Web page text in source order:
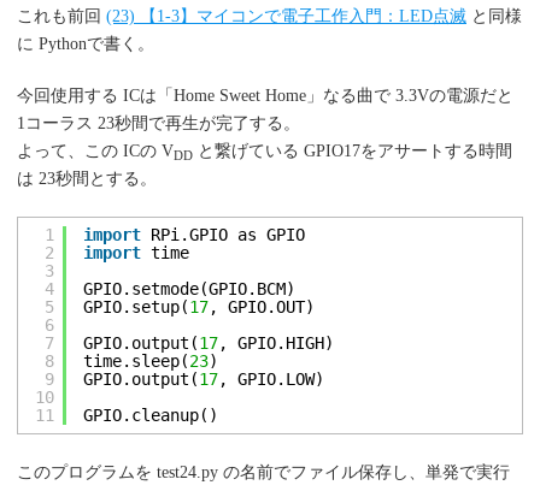
これも前回 (23) 【1-3】マイコンで電子工作入門：LED点滅 と同様
に Pythonで書く。
今回使用する ICは「Home Sweet Home」なる曲で 3.3Vの電源だと
1コーラス 23秒間で再生が完了する。
よって、この ICの VDD と繋げている GPIO17をアサートする時間
は 23秒間とする。
1
2
3
4
5
6
7
8
9
10
11
import RPi.GPIO as GPIO
import time
GPIO.setmode(GPIO.BCM)
GPIO.setup(17, GPIO.OUT)
GPIO.output(17, GPIO.HIGH)
time.sleep(23)
GPIO.output(17, GPIO.LOW)
GPIO.cleanup()
このプログラムを test24.py の名前でファイル保存し、単発で実行